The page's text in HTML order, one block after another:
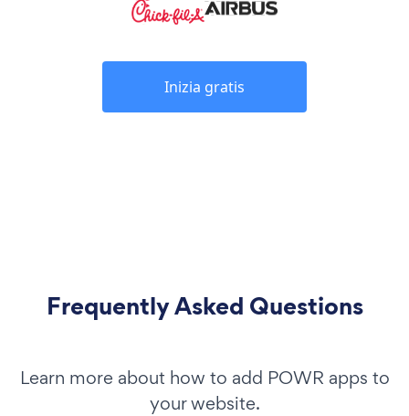
Inizia gratis
Frequently Asked Questions
Learn more about how to add POWR apps to
your website.